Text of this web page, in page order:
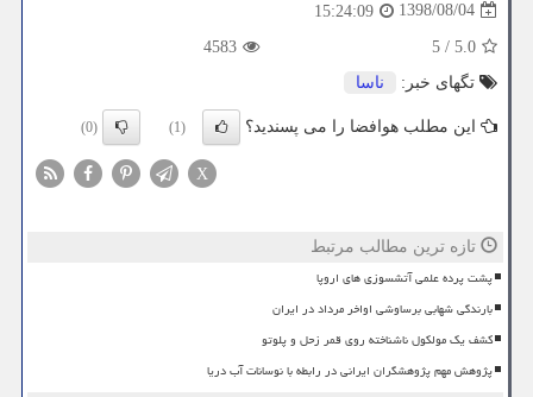
1398/08/04
15:24:09
5.0
/
5
4583
تگهای خبر:
ناسا
این مطلب هوافضا را می پسندید؟ (1)
(0)
X
تازه ترین مطالب مرتبط
پشت پرده علمی آتشسوزی های اروپا
بارندگی شهابی برساوشی اواخر مرداد در ایران
کشف یک مولکول ناشناخته روی قمر زحل و پلوتو
پژوهش مهم پژوهشگران ایرانی در رابطه با نوسانات آب دریا